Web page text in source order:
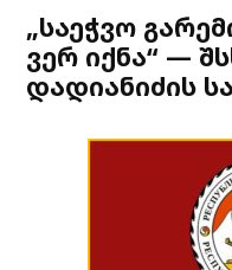
„საეჭვო
ვერ იქნა“ —
დადიანიძის